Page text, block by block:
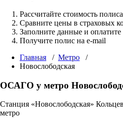
Рассчитайте стоимость
Сравните цены в страховых
Заполните данные и оплатите
Получите полис на e-mail
Главная / Метро /
Новослободская
ОСАГО у метро
Станция «Новослободская»
метро